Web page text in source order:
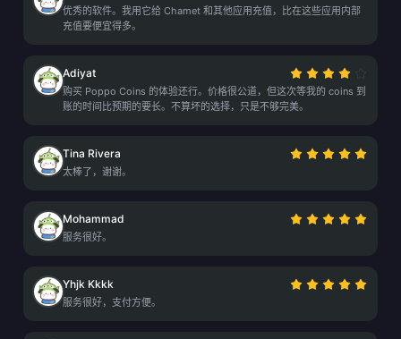
优秀的软件。我用它给 Chamet 和其他应用充值，比在这些应用内部
充值要便宜得多。
Adiyat
购买 Poppo Coins 的体验还行。价格很公道，但这次等我的 coins 到
账的时间比预期的要长。不算坏的选择，只是不够完美。
Tina Rivera
太棒了，谢谢。
Mohammad
服务很好。
Yhjk Kkkk
服务很好，支付方便。